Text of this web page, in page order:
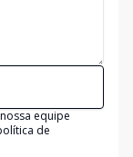
equipe
de